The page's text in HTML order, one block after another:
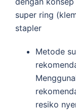
super ring
stapler
Metode
resiko